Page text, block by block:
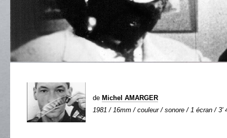
de Michel AMARGER
1981 / 16mm / couleur / sonore / 1 écran / 3'